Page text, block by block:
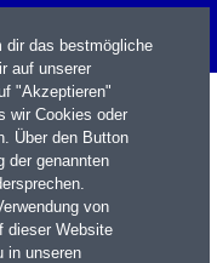
dir das bestmögliche
auf unserer
"Akzeptieren"
wir Cookies oder
Über den Button
der genannten
von
dieser Website
in unseren